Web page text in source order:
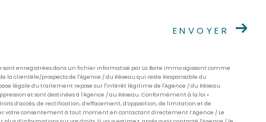
ENVOYER
enregistrées dans un fichier informatisé par La Boite Immo agissant comme
clientèle/prospects de l'Agence / du Réseau qui reste Responsable du
légale du traitement repose sur l'intérêt légitime de l'Agence / du Réseau.
et sont destinées à l'Agence / au Réseau. Conformément à la loi «
d’accès, de rectification, d’effacement, d’opposition, de limitation et de
votre consentement à tout moment en contactant directement l’Agence / Le